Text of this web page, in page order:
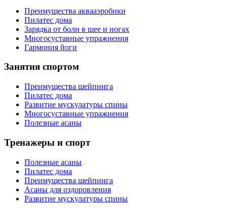
Преимущества аквааэробики
Пилатес дома
Зарядка от боли в шее и ногах
Многосуставные упражнения
Гармония йоги
Занятия спортом
Преимущества шейпинга
Пилатес дома
Развитие мускулатуры спины
Многосуставные упражнения
Полезные асаны
Тренажеры и спорт
Полезные асаны
Пилатес дома
Преимущества шейпинга
Асаны для оздоровления
Развитие мускулатуры спины